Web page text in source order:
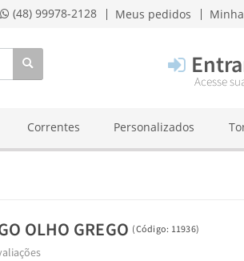
(48) 99978-2128 Meus pedidos
Acesse
Correntes Personalizados
OLHO GREGO (Código: 11936)